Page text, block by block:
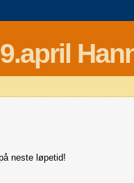
neste løpetid!